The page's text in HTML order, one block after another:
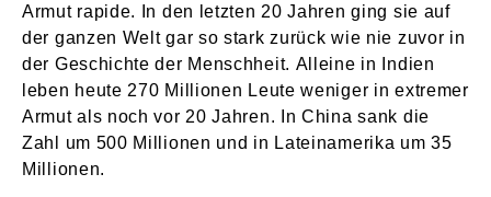
Armut rapide. In den letzten 20 Jahren ging sie auf
der ganzen Welt gar so stark zurück wie nie zuvor in
der Geschichte der Menschheit. Alleine in Indien
leben heute 270 Millionen Leute weniger in extremer
Armut als noch vor 20 Jahren. In China sank die
Zahl um 500 Millionen und in Lateinamerika um 35
Millionen.